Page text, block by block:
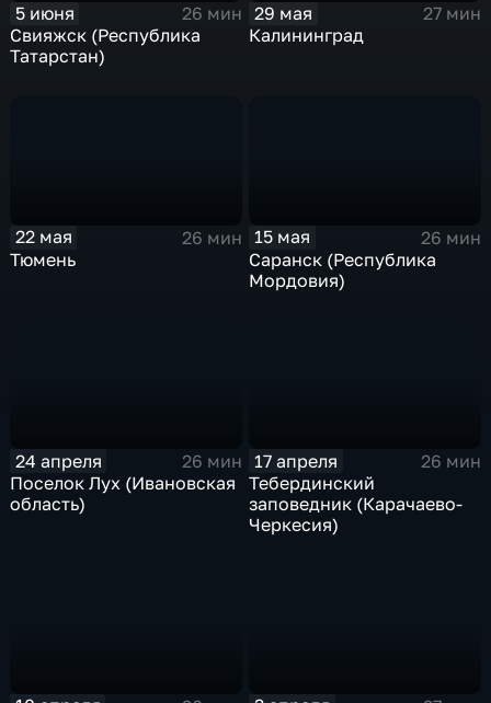
5 июня
26 мин
Свияжск (Республика
Татарстан)
29 мая
27 мин
Калининград
22 мая
26 мин
Тюмень
15 мая
26 мин
Саранск (Республика
Мордовия)
24 апреля
26 мин
Поселок Лух (Ивановская
область)
17 апреля
26 мин
Тебердинский
заповедник (Карачаево-
Черкесия)